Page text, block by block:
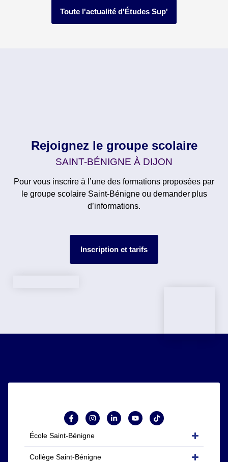
Toute l'actualité d'Études Sup'
Rejoignez le groupe scolaire
SAINT-BÉNIGNE À DIJON
Pour vous inscrire à l’une des formations proposées par
le groupe scolaire Saint-Bénigne ou demander plus
d’informations.
Inscription et tarifs
École Saint-Bénigne
Collège Saint-Bénigne